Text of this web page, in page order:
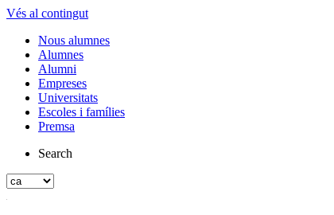
Vés al contingut
Nous alumnes
Alumnes
Alumni
Empreses
Universitats
Escoles i famílies
Premsa
Search